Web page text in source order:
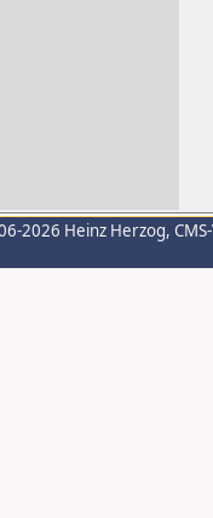
2026 Heinz Herzog,